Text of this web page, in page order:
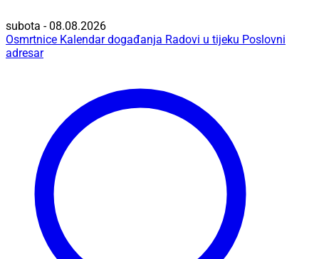
subota - 08.08.2026
Osmrtnice Kalendar događanja Radovi u tijeku Poslovni
adresar